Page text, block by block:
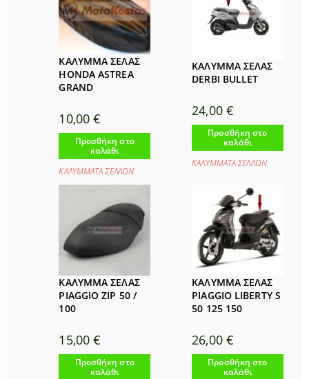
ΚΑΛΥΜΜΑ ΣΕΛΑΣ
HONDA ASTREA
GRAND
10,00€
Προσθήκη στο
καλάθι
ΚΑΛΥΜΜΑΤΑ ΣΕΛΛΩΝ
ΚΑΛΥΜΜΑ ΣΕΛΑΣ
DERBI BULLET
24,00 €
Προσθήκη στο
καλάθι
ΚΑΛΥΜΜΑΤΑ ΣΕΛΛΩΝ
ΚΑΛΥΜΜΑ ΣΕΛΑΣ
PIAGGIO ZIP 50 /
100
15,00€
Προσθήκη στο
καλάθι
ΚΑΛΥΜΜΑ ΣΕΛΑΣ
PIAGGIO LIBERTY S
50 125 150
26,00 €
Προσθήκη στο
καλάθι